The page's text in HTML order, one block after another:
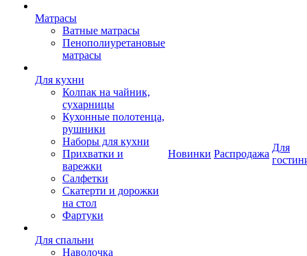
Матрасы
Ватные матрасы
Пенополиуретановые
матрасы
Для кухни
Колпак на чайник,
сухарницы
Кухонные полотенца,
рушники
Наборы для кухни
Прихватки и
варежки
Салфетки
Скатерти и дорожки
на стол
Фартуки
Для спальни
Наволочка
Новинки Распродажа
Для